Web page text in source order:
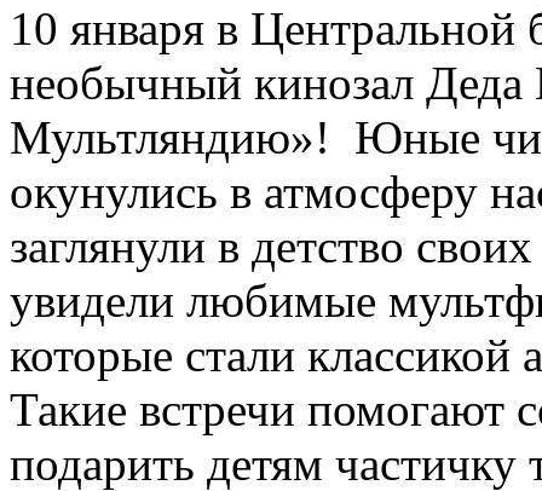
10 января в Центральной
необычный кинозал
Мультляндию»! ‍ Юные
окунулись в атмосферу
заглянули в детство
увидели любимые
которые стали классикой
Такие встречи помогают
подарить детям